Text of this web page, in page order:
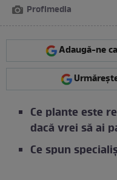
Profimedia
Adaugă-ne
Ce plante este
dacă vrei să ai
Ce spun